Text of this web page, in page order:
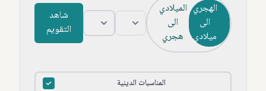
شاهد
التقويم
الميلادي
الى
هجري
الهجري
الى
ميلادي
المناسبات الدينية